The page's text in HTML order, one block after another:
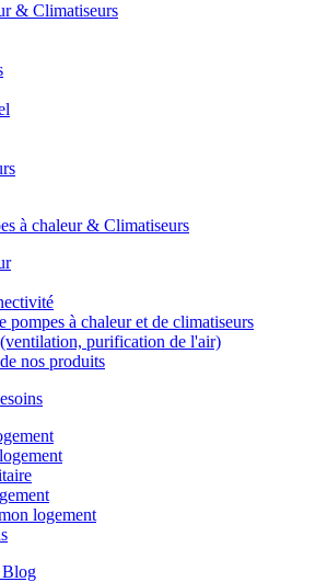
& Climatiseurs
à chaleur & Climatiseurs
pompes à chaleur et de climatiseurs
purification de l'air)
nos produits
logement
Blog